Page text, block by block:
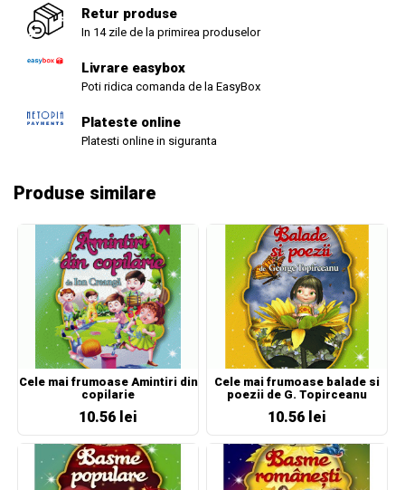
Retur produse
In 14 zile de la primirea produselor
Livrare easybox
Poti ridica comanda de la EasyBox
Plateste online
Platesti online in siguranta
Produse similare
Cele mai frumoase Amintiri din
copilarie
10.56 lei
Cele mai frumoase balade si
poezii de G. Topirceanu
10.56 lei